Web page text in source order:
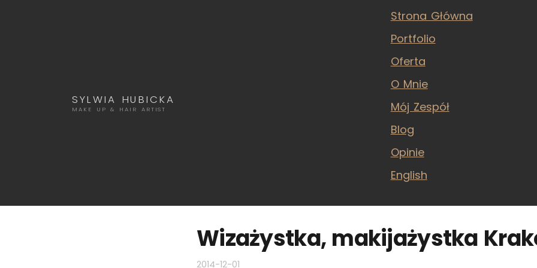
SYLWIA HUBICKA
MAKE UP & HAIR ARTIST
Strona Główna
Portfolio
Oferta
O Mnie
Mój Zespół
Blog
Opinie
English
Wizażystka, makijażystka
2014-12-01